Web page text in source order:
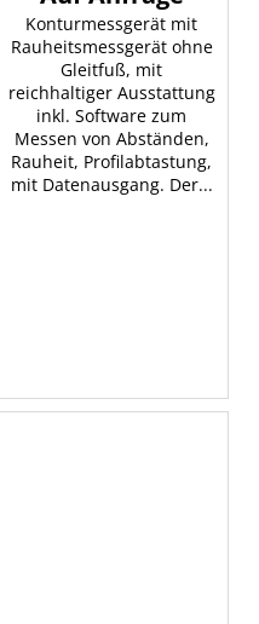
Konturmessgerät mit
Rauheitsmessgerät ohne
Gleitfuß, mit
reichhaltiger Ausstattung
inkl. Software zum
Messen von Abständen,
Rauheit, Profilabtastung,
mit Datenausgang. Der...